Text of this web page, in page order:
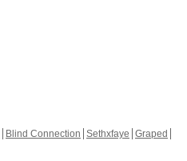
Blind Connection Sethxfaye Graped